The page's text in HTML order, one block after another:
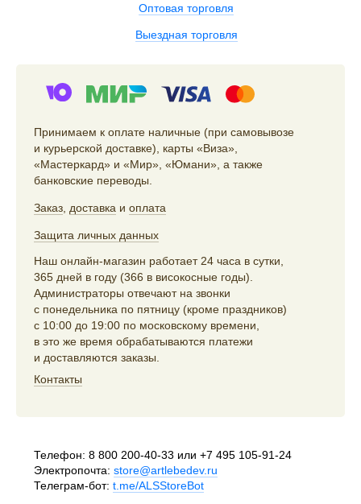
Оптовая торговля
Выездная торговля
Принимаем к оплате наличные (при самовывозе
и курьерской доставке), карты «Виза»,
«Мастеркард» и «Мир», «Юмани», а также
банковские переводы.
Заказ доставка и оплата
Защита личных данных
Наш онлайн-магазин работает 24 часа в сутки,
365 дней в году (366 в високосные годы).
Администраторы отвечают на звонки
с понедельника по пятницу (кроме праздников)
с 10:00 до 19:00 по московскому времени,
в это же время обрабатываются платежи
и доставляются заказы.
Контакты
Телефон: 8 800 200-40-33 или +7 495 105-91-24
Электропочта: store@artlebedev.ru
Телеграм-бот: t.me/ALSStoreBot